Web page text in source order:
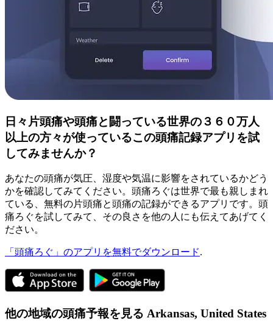
日々片頭痛や頭痛と闘っている世界の３６０万人
以上の方々が使っているこの頭痛記録アプリを試
してみませんか？
あなたの頭痛が気圧、湿度や気温に影響をされているかどう
かを確認してみてください。頭痛ろぐは世界で最も親しまれ
ている、無料の片頭痛と頭痛の記録ができるアプリです。頭
痛ろぐを試してみて、その良さを他の人にも伝えてあげてく
ださい。
「頭痛ろぐ」のアプリを無料でダウンロード.
他の地域の頭痛予報を見る Arkansas, United States